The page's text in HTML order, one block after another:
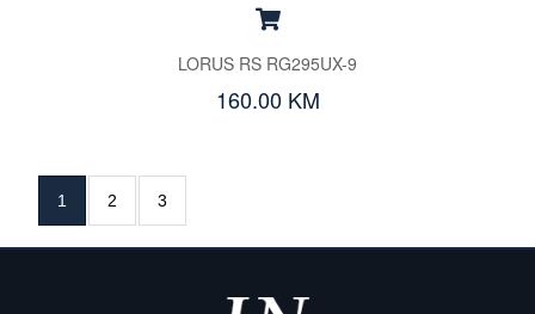
LORUS RS RG295UX-9
160.00 KM
1 2 3